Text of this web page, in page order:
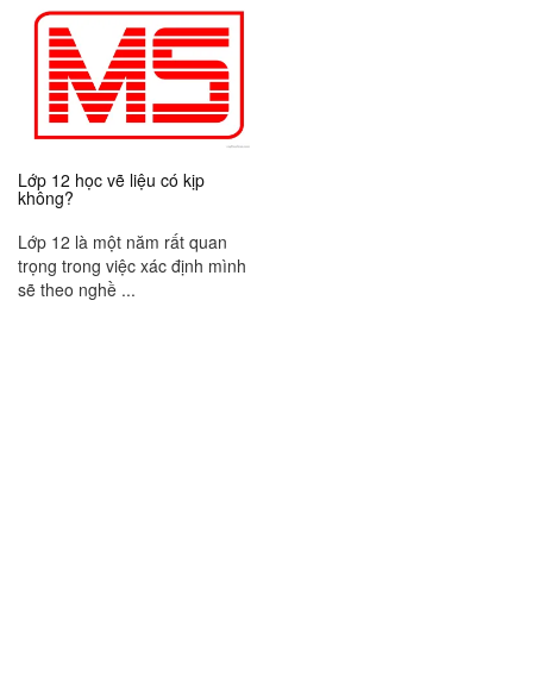
Lớp 12 học vẽ liệu có kịp
không?
Lớp 12 là một năm rất quan
trọng trong việc xác định mình
sẽ theo nghề ...